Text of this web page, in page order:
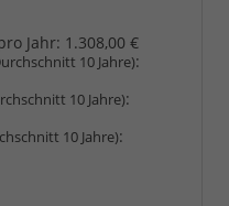
Jahr: 1.308,00 €
10 Jahre):
10 Jahre):
10 Jahre):